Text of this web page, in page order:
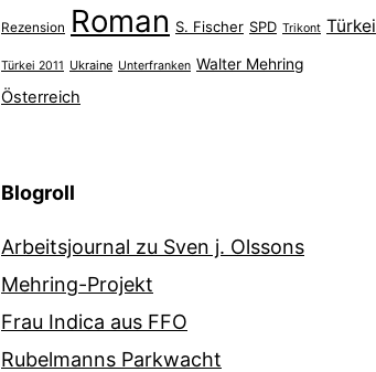
Rezension Roman S. Fischer SPD Trikont Türkei
Türkei 2011 Ukraine Unterfranken Walter Mehring
Österreich
Blogroll
Arbeitsjournal zu Sven j. Olssons
Mehring-Projekt
Frau Indica aus FFO
Rubelmanns Parkwacht